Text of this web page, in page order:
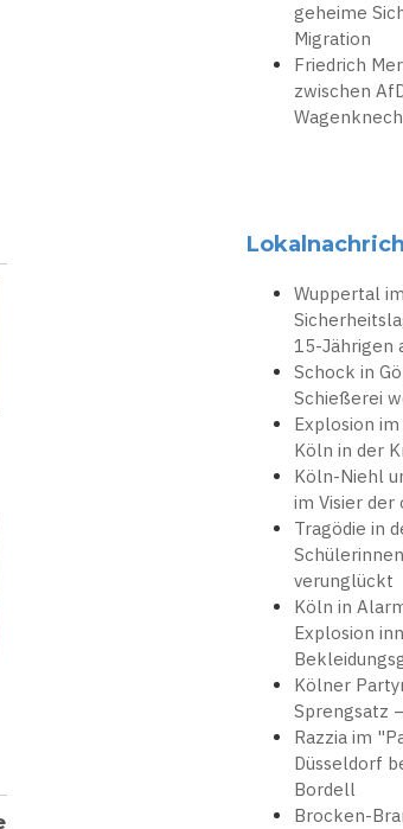
geheime
Migration
Friedrich
zwischen
Wuppertal
15-Jährigen
Schock in
Schießerei
Explosion
Köln in der
Köln-Niehl
im Visier
Tragödie in
verunglückt
Köln in
Explosion
Kölner
Sprengsatz
Razzia im
Düsseldorf
Bordell
Brocken-